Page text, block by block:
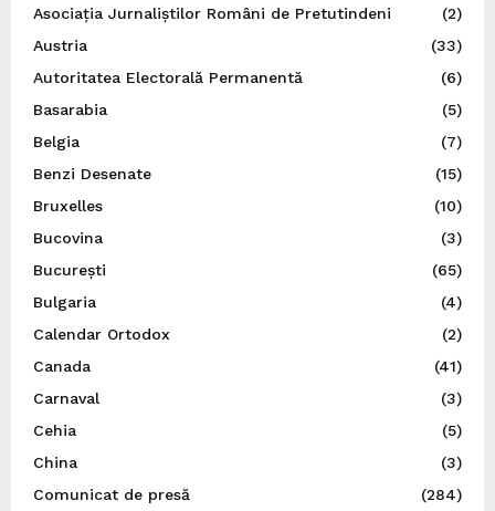
Asociația Jurnaliștilor Români de Pretutindeni
(2)
Austria
(33)
Autoritatea Electorală Permanentă
(6)
Basarabia
(5)
Belgia
(7)
Benzi Desenate
(15)
Bruxelles
(10)
Bucovina
(3)
București
(65)
Bulgaria
(4)
Calendar Ortodox
(2)
Canada
(41)
Carnaval
(3)
Cehia
(5)
China
(3)
Comunicat de presă
(284)